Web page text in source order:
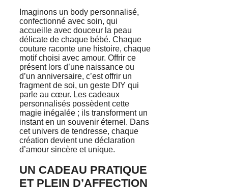
Imaginons un body personnalisé,
confectionné avec soin, qui
accueille avec douceur la peau
délicate de chaque bébé. Chaque
couture raconte une histoire, chaque
motif choisi avec amour. Offrir ce
présent lors d’une naissance ou
d’un anniversaire, c’est offrir un
fragment de soi, un geste DIY qui
parle au cœur. Les cadeaux
personnalisés possèdent cette
magie inégalée ; ils transforment un
instant en un souvenir éternel. Dans
cet univers de tendresse, chaque
création devient une déclaration
d’amour sincère et unique.
UN CADEAU PRATIQUE
ET PLEIN D’AFFECTION